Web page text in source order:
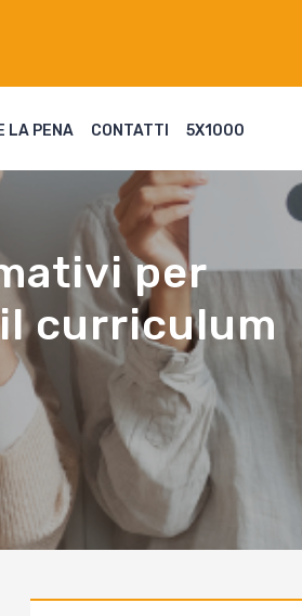
LA PENA CONTATTI 5X1000
per
curriculum